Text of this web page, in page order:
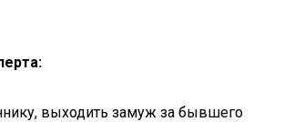
выходить замуж за бывшего